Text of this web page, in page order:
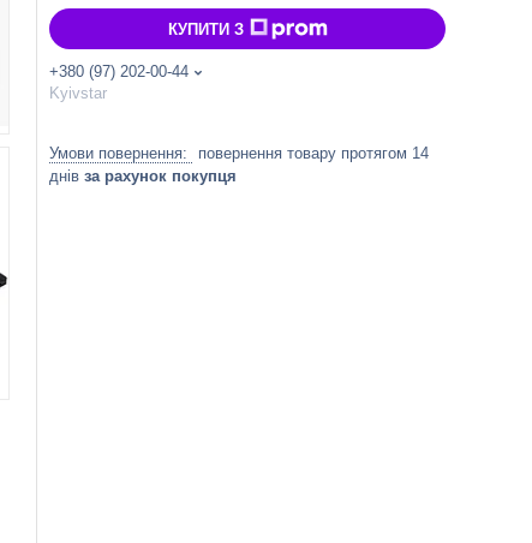
КУПИТИ З
+380 (97) 202-00-44
Kyivstar
повернення товару протягом 14
днів за рахунок покупця